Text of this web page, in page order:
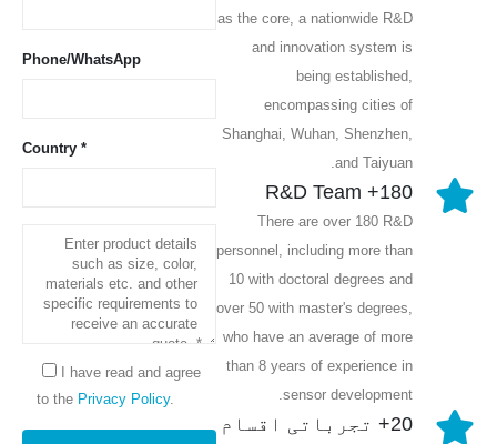
as the core, a nationwide R&D
and innovation system is
being established,
encompassing cities of
Shanghai, Wuhan, Shenzhen,
and Taiyuan.
180+ R&D Team
There are over 180 R&D
personnel, including more than
10 with doctoral degrees and
over 50 with master's degrees,
who have an average of more
than 8 years of experience in
sensor development.
20+ تجرباتی اقسام
Phone/WhatsApp
Country *
I have read and agree
to the Privacy Policy.